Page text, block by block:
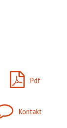
Pdf
Kontakt